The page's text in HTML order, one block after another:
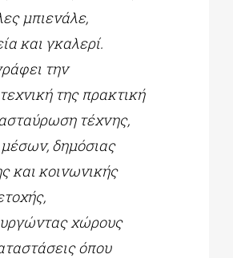
μπιενάλε,
και γκαλερί.
την
της πρακτική
τέχνης,
δημόσιας
και κοινωνικής
χώρους
όπου